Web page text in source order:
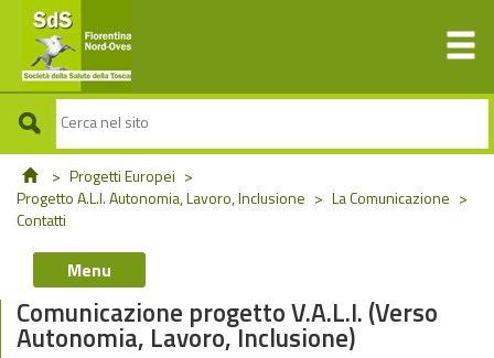
> Progetti Europei >
Progetto A.L.I. Autonomia, Lavoro, Inclusione > La Comunicazione >
Contatti
Menu
Comunicazione progetto V.A.L.I. (Verso
Autonomia, Lavoro, Inclusione)